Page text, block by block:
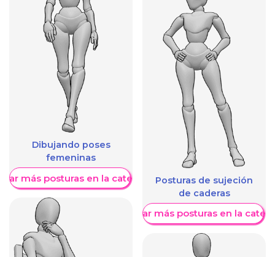
Dibujando poses
femeninas
más posturas en la categoríaPosturas de sujeción
de caderas
Mostrar más posturas en la